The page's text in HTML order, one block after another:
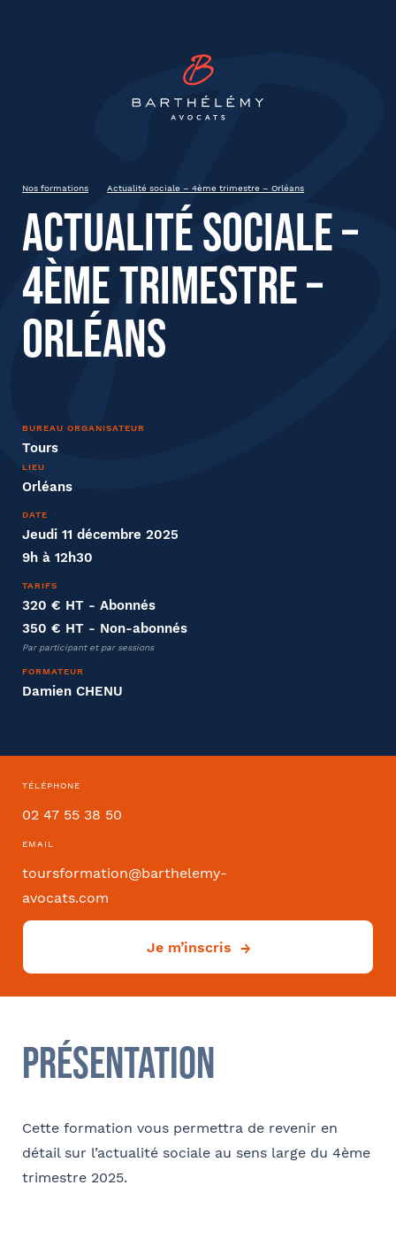
Nos formations Actualité sociale – 4ème trimestre – Orléans
Actualité sociale –
4ème trimestre –
Orléans
BUREAU ORGANISATEUR
Tours
LIEU
Orléans
DATE
Jeudi 11 décembre 2025
9h à 12h30
TARIFS
320 € HT - Abonnés
350 € HT - Non-abonnés
Par participant et par sessions
FORMATEUR
Damien CHENU
TÉLÉPHONE
02 47 55 38 50
EMAIL
toursformation@barthelemy-
avocats.com
Je m’inscris
Présentation
Cette formation vous permettra de revenir en
détail sur l’actualité sociale au sens large du 4ème
trimestre 2025.
Actualité sociale – 4ème
trimestre – Orléans
9h à 12h30
État civil
Prénom
Entreprise
Société
Fonction
Convention collective
Comment avez-vous connu le cabinet / la formation ?
Internet